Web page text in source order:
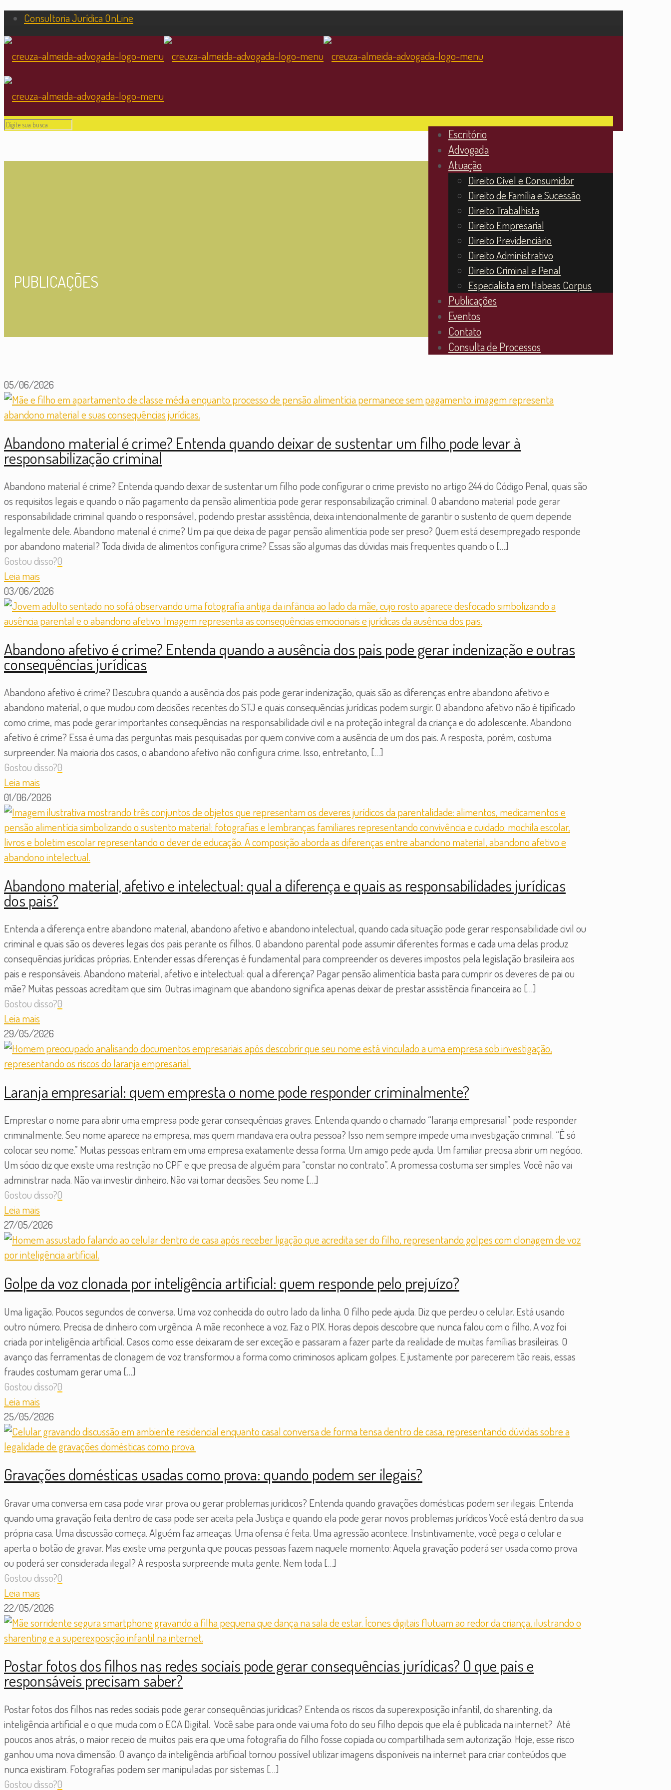
Consultoria Jurídica OnLine
Escritório
Advogada
Atuação
Direito Cível e Consumidor
Direito de Família e Sucessão
Direito Trabalhista
Direito Empresarial
Direito Previdenciário
Direito Administrativo
Direito Criminal e Penal
Especialista em Habeas Corpus
Publicações
Eventos
Contato
Consulta de Processos
PUBLICAÇÕES
05/06/2026
Abandono material é crime? Entenda quando deixar de sustentar um filho pode levar à
responsabilização criminal
Abandono material é crime? Entenda quando deixar de sustentar um filho pode configurar o crime previsto no artigo 244 do Código Penal, quais são
os requisitos legais e quando o não pagamento da pensão alimentícia pode gerar responsabilização criminal. O abandono material pode gerar
responsabilidade criminal quando o responsável, podendo prestar assistência, deixa intencionalmente de garantir o sustento de quem depende
legalmente dele. Abandono material é crime? Um pai que deixa de pagar pensão alimentícia pode ser preso? Quem está desempregado responde
por abandono material? Toda dívida de alimentos configura crime? Essas são algumas das dúvidas mais frequentes quando o […]
Gostou disso?0
Leia mais
03/06/2026
Abandono afetivo é crime? Entenda quando a ausência dos pais pode gerar indenização e outras
consequências jurídicas
Abandono afetivo é crime? Descubra quando a ausência dos pais pode gerar indenização, quais são as diferenças entre abandono afetivo e
abandono material, o que mudou com decisões recentes do STJ e quais consequências jurídicas podem surgir. O abandono afetivo não é tipificado
como crime, mas pode gerar importantes consequências na responsabilidade civil e na proteção integral da criança e do adolescente. Abandono
afetivo é crime? Essa é uma das perguntas mais pesquisadas por quem convive com a ausência de um dos pais. A resposta, porém, costuma
surpreender. Na maioria dos casos, o abandono afetivo não configura crime. Isso, entretanto, […]
Gostou disso?0
Leia mais
01/06/2026
Abandono material, afetivo e intelectual: qual a diferença e quais as responsabilidades jurídicas
dos pais?
Entenda a diferença entre abandono material, abandono afetivo e abandono intelectual, quando cada situação pode gerar responsabilidade civil ou
criminal e quais são os deveres legais dos pais perante os filhos. O abandono parental pode assumir diferentes formas e cada uma delas produz
consequências jurídicas próprias. Entender essas diferenças é fundamental para compreender os deveres impostos pela legislação brasileira aos
pais e responsáveis. Abandono material, afetivo e intelectual: qual a diferença? Pagar pensão alimentícia basta para cumprir os deveres de pai ou
mãe? Muitas pessoas acreditam que sim. Outras imaginam que abandono significa apenas deixar de prestar assistência financeira ao […]
Gostou disso?0
Leia mais
29/05/2026
Laranja empresarial: quem empresta o nome pode responder criminalmente?
Emprestar o nome para abrir uma empresa pode gerar consequências graves. Entenda quando o chamado “laranja empresarial” pode responder
criminalmente. Seu nome aparece na empresa, mas quem mandava era outra pessoa? Isso nem sempre impede uma investigação criminal. “É só
colocar seu nome.” Muitas pessoas entram em uma empresa exatamente dessa forma. Um amigo pede ajuda. Um familiar precisa abrir um negócio.
Um sócio diz que existe uma restrição no CPF e que precisa de alguém para “constar no contrato”. A promessa costuma ser simples. Você não vai
administrar nada. Não vai investir dinheiro. Não vai tomar decisões. Seu nome […]
Gostou disso?0
Leia mais
27/05/2026
Golpe da voz clonada por inteligência artificial: quem responde pelo prejuízo?
Uma ligação. Poucos segundos de conversa. Uma voz conhecida do outro lado da linha. O filho pede ajuda. Diz que perdeu o celular. Está usando
outro número. Precisa de dinheiro com urgência. A mãe reconhece a voz. Faz o PIX. Horas depois descobre que nunca falou com o filho. A voz foi
criada por inteligência artificial. Casos como esse deixaram de ser exceção e passaram a fazer parte da realidade de muitas famílias brasileiras. O
avanço das ferramentas de clonagem de voz transformou a forma como criminosos aplicam golpes. E justamente por parecerem tão reais, essas
fraudes costumam gerar uma […]
Gostou disso?0
Leia mais
25/05/2026
Gravações domésticas usadas como prova: quando podem ser ilegais?
Gravar uma conversa em casa pode virar prova ou gerar problemas jurídicos? Entenda quando gravações domésticas podem ser ilegais. Entenda
quando uma gravação feita dentro de casa pode ser aceita pela Justiça e quando ela pode gerar novos problemas jurídicos Você está dentro da sua
própria casa. Uma discussão começa. Alguém faz ameaças. Uma ofensa é feita. Uma agressão acontece. Instintivamente, você pega o celular e
aperta o botão de gravar. Mas existe uma pergunta que poucas pessoas fazem naquele momento: Aquela gravação poderá ser usada como prova
ou poderá ser considerada ilegal? A resposta surpreende muita gente. Nem toda […]
Gostou disso?0
Leia mais
22/05/2026
Postar fotos dos filhos nas redes sociais pode gerar consequências jurídicas? O que pais e
responsáveis precisam saber?
Postar fotos dos filhos nas redes sociais pode gerar consequências jurídicas? Entenda os riscos da superexposição infantil, do sharenting, da
inteligência artificial e o que muda com o ECA Digital. Você sabe para onde vai uma foto do seu filho depois que ela é publicada na internet? Até
poucos anos atrás, o maior receio de muitos pais era que uma fotografia do filho fosse copiada ou compartilhada sem autorização. Hoje, esse risco
ganhou uma nova dimensão. O avanço da inteligência artificial tornou possível utilizar imagens disponíveis na internet para criar conteúdos que
nunca existiram. Fotografias podem ser manipuladas por sistemas […]
Gostou disso?0